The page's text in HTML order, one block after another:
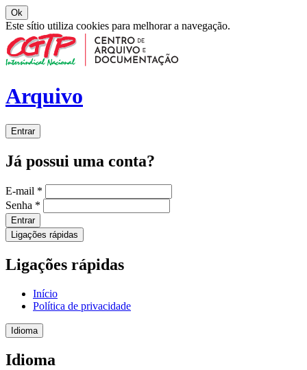
Ok
Este sítio utiliza cookies para melhorar a navegação.
Arquivo
Entrar
Já possui uma conta?
E-mail *
Senha *
Entrar
Ligações rápidas
Ligações rápidas
Início
Política de privacidade
Idioma
Idioma